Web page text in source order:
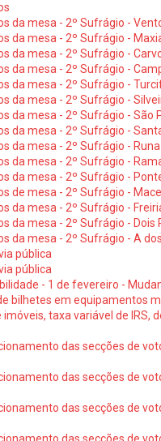
da mesa - 2º Sufrágio -
da mesa - 2º Sufrágio -
da mesa - 2º Sufrágio -
da mesa - 2º Sufrágio -
da mesa - 2º Sufrágio -
da mesa - 2º Sufrágio -
da mesa - 2º Sufrágio - São
da mesa - 2º Sufrágio -
da mesa - 2º Sufrágio - Runa
da mesa - 2º Sufrágio -
da mesa - 2º Sufrágio -
de mesa - 2º Sufrágio -
da mesa - 2º Sufrágio -
da mesa - 2º Sufrágio - Dois
da mesa - 2º Sufrágio - A
pública
pública
- 1 de fevereiro -
bilhetes em equipamentos
taxa variável de IRS,
das secções de
das secções de
das secções de